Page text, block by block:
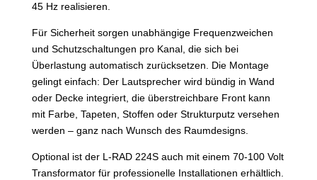
45 Hz realisieren.
Für Sicherheit sorgen unabhängige Frequenzweichen
und Schutzschaltungen pro Kanal, die sich bei
Überlastung automatisch zurücksetzen. Die Montage
gelingt einfach: Der Lautsprecher wird bündig in Wand
oder Decke integriert, die überstreichbare Front kann
mit Farbe, Tapeten, Stoffen oder Strukturputz versehen
werden – ganz nach Wunsch des Raumdesigns.
Optional ist der L-RAD 224S auch mit einem 70-100 Volt
Transformator für professionelle Installationen erhältlich.